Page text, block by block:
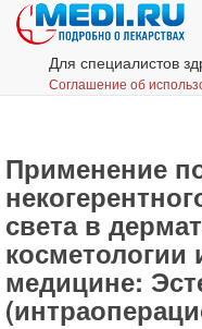
Для специалистов
Соглашение об
Применение
света в
косметологии
медицине: